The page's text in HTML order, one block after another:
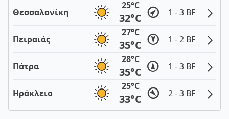
Θεσσαλονίκη
25°C
32°C 1 - 3 BF
Πειραιάς
27°C
35°C 1 - 2 BF
Πάτρα
28°C
35°C 1 - 3 BF
Ηράκλειο
25°C
33°C 2 - 3 BF